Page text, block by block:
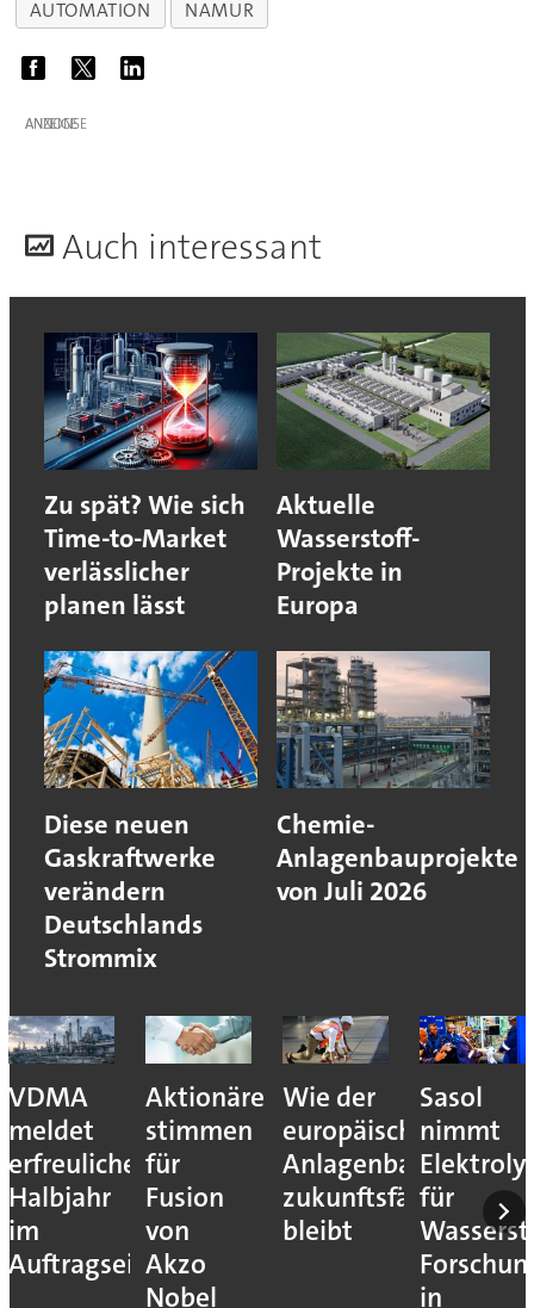
AUTOMATION
NAMUR
ANZEIGE
Auch interessant
Zu spät? Wie sich
Time-to-Market
verlässlicher
planen lässt
Aktuelle
Wasserstoff-
Projekte in
Europa
Diese neuen
Gaskraftwerke
verändern
Deutschlands
Strommix
Chemie-
Anlagenbauprojekte
von Juli 2026
VDMA
meldet
erfreuliches
Halbjahr
im
Auftragseingang
Aktionäre
stimmen
für
Fusion
von
Akzo
Nobel
Wie der
europäische
Anlagenbau
zukunftsfähig
bleibt
Sasol
nimmt
für
in